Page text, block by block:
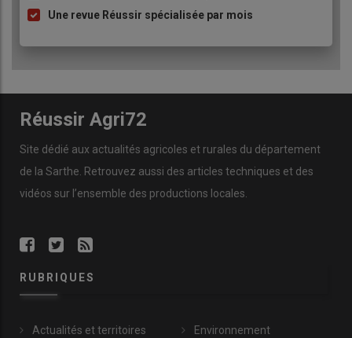
Une revue Réussir spécialisée par mois
Réussir Agri72
Site dédié aux actualités agricoles et rurales du département
de la Sarthe. Retrouvez aussi des articles techniques et des
vidéos sur l’ensemble des productions locales.
RUBRIQUES
Actualités et territoires
Environnement